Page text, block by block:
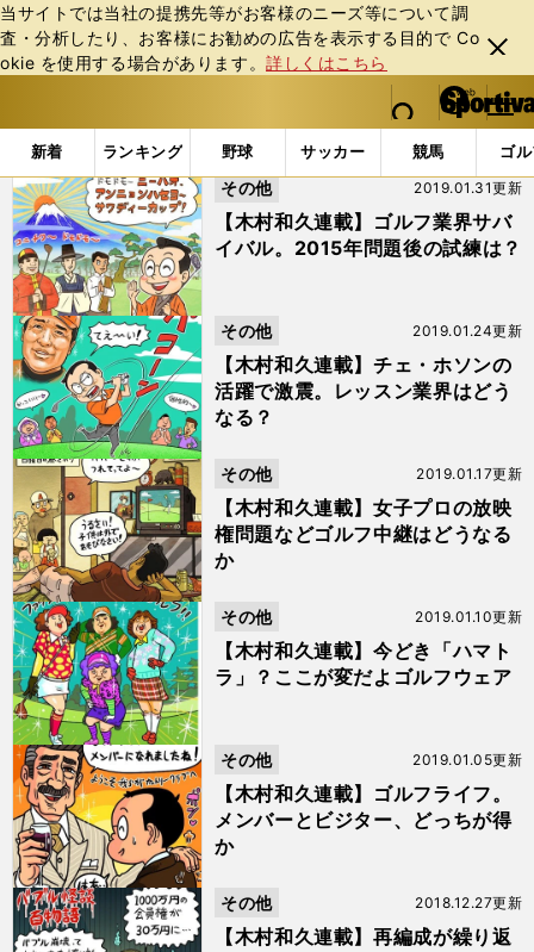
当サイトでは当社の提携先等がお客様のニーズ等について調
査・分析したり、お客様にお勧めの広告を表⽰する⽬的で Co
okie を使⽤する場合があります。詳しくはこちら
閉じ
る
web Sportiva (webスポルティーバ)
検索
マイペ
ー
ジ
メニュ
新着 ランキング 野球 サッカー 競馬 ゴ
b
ス
ポ
ル
テ
ィ
ー
バ
「木村和久」の検索結果 (8ページ目)
【木村和久連載】ゴルフ業界サバ
イバル。2015年問題後の試練は？
2019.01.31更新
その他
【木村和久連載】チェ・ホソンの
活躍で激震。レッスン業界はどう
なる？
2019.01.24更新
その他
【木村和久連載】女子プロの放映
権問題などゴルフ中継はどうなる
か
2019.01.17更新
その他
【木村和久連載】今どき「ハマト
ラ」？ここが変だよゴルフウェア
2019.01.10更新
その他
【木村和久連載】ゴルフライフ。
メンバーとビジター、どっちが得
か
2019.01.05更新
その他
【木村和久連載】再編成が繰り返
2018.12.27更新
その他